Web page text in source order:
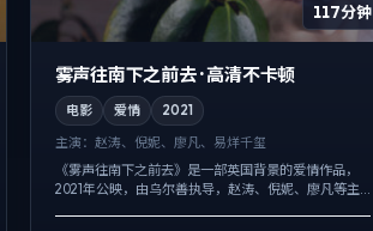
117分钟
雾声往南下之前去 · 高清不卡顿
电影 爱情
2021
主演： 赵涛、倪妮、廖凡、易烊千玺
《雾声往南下之前去》是一部英国背景的爱情作品，
2021年公映，由乌尔善执导，赵涛、倪妮、廖凡等主